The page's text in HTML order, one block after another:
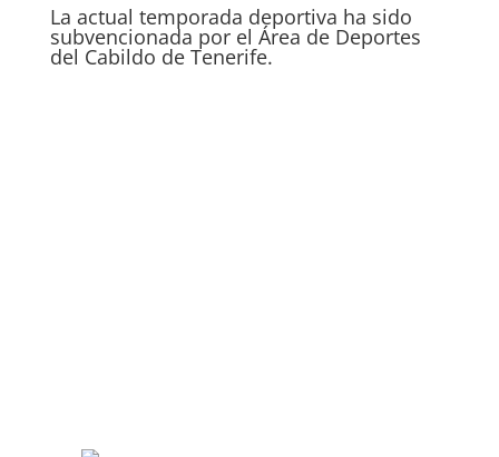
La actual temporada deportiva ha sido
subvencionada por el Área de Deportes
del Cabildo de Tenerife.